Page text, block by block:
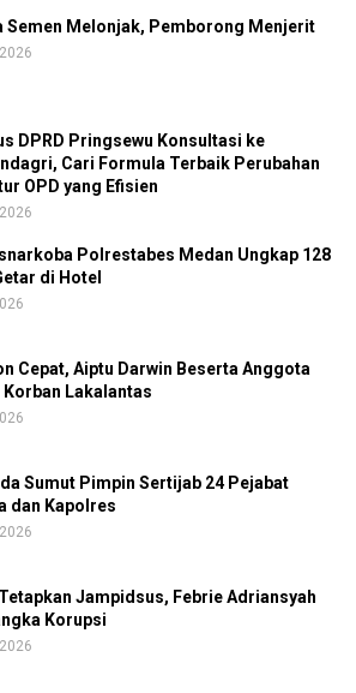
Semen Melonjak, Pemborong Menjerit
DPRD Pringsewu Konsultasi ke
Cari Formula Terbaik Perubahan
OPD yang Efisien
Polrestabes Medan Ungkap 128
di Hotel
Cepat, Aiptu Darwin Beserta Anggota
Korban Lakalantas
Sumut Pimpin Sertijab 24 Pejabat
dan Kapolres
Jampidsus, Febrie Adriansyah
Korupsi